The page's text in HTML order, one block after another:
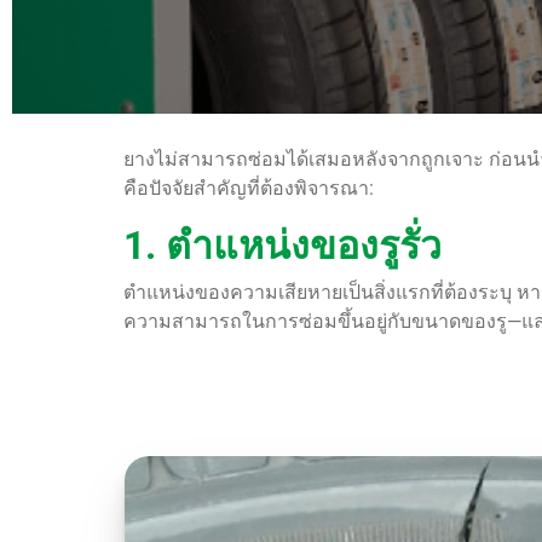
ยางไม่สามารถซ่อมได้เสมอหลังจากถูกเจาะ ก่อ
คือปัจจัยสำคัญที่ต้องพิจารณา:
1. ตำแหน่งของรูรั่ว
ตำแหน่งของความเสียหายเป็นสิ่งแรกที่ต้องระบุ ห
ความสามารถในการซ่อมขึ้นอยู่กับขนาดของรู—แ